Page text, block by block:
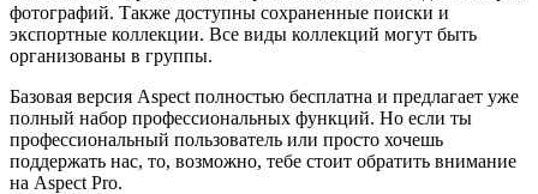
фотографий. Также доступны сохраненные поиски и
экспортные коллекции. Все виды коллекций могут быть
организованы в группы.
Базовая версия Aspect полностью бесплатна и предлагает уже
полный набор профессиональных функций. Но если ты
профессиональный пользователь или просто хочешь
поддержать нас, то, возможно, тебе стоит обратить внимание
на Aspect Pro.